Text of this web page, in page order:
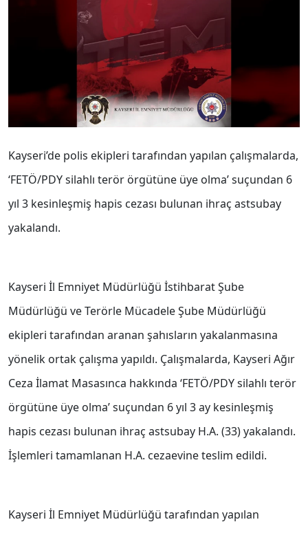
Kayseri’de polis ekipleri tarafından yapılan çalışmalarda,
‘FETÖ/PDY silahlı terör örgütüne üye olma’ suçundan 6
yıl 3 kesinleşmiş hapis cezası bulunan ihraç astsubay
yakalandı.
Kayseri İl Emniyet Müdürlüğü İstihbarat Şube
Müdürlüğü ve Terörle Mücadele Şube Müdürlüğü
ekipleri tarafından aranan şahısların yakalanmasına
yönelik ortak çalışma yapıldı. Çalışmalarda, Kayseri Ağır
Ceza İlamat Masasınca hakkında ‘FETÖ/PDY silahlı terör
örgütüne üye olma’ suçundan 6 yıl 3 ay kesinleşmiş
hapis cezası bulunan ihraç astsubay H.A. (33) yakalandı.
İşlemleri tamamlanan H.A. cezaevine teslim edildi.
Kayseri İl Emniyet Müdürlüğü tarafından yapılan